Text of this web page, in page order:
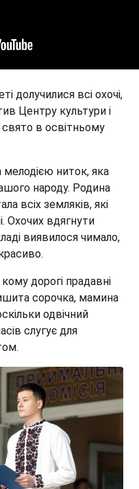
долучилися всі охочі,
Центру культури і
в освітньому
мелодією ниток, яка
народу. Родина
всіх земляків, які
Охочих вдягнути
виявилося чимало,
кому дорогі прадавні
сорочка, мамина
одвічний
слугує для